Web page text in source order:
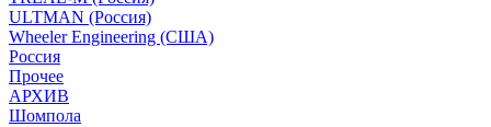
ULTMAN (Россия)
Wheeler Engineering (СШA)
Россия
Прочее
АРХИВ
Шомпола